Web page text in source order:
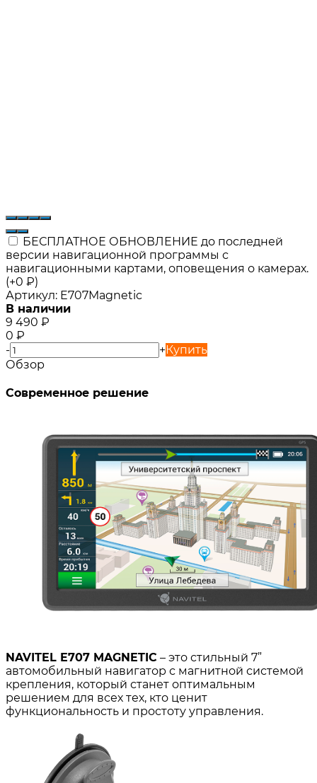
БЕСПЛАТНОЕ ОБНОВЛЕНИЕ до последней
версии навигационной программы с
навигационными картами, оповещения о камерах.
(+0 ₽)
Артикул: E707Magnetic
В наличии
9 490 ₽
0 ₽
-
+Купить
Обзор
Современное решение
NAVITEL E707 MAGNETIC – это стильный 7”
автомобильный навигатор с магнитной системой
крепления, который станет оптимальным
решением для всех тех, кто ценит
функциональность и простоту управления.